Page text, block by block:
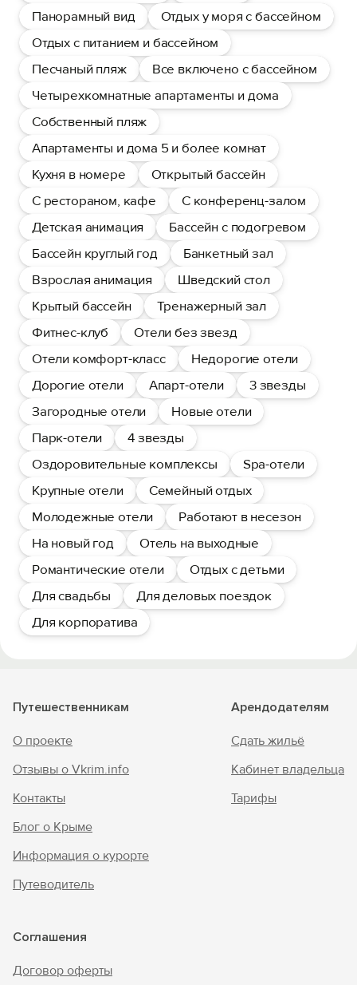
Панорамный вид
Отдых у моря с бассейном
Отдых с питанием и бассейном
Песчаный пляж
Все включено с бассейном
Четырехкомнатные апартаменты и дома
Собственный пляж
Апартаменты и дома 5 и более комнат
Кухня в номере
Открытый бассейн
С рестораном, кафе
С конференц-залом
Детская анимация
Бассейн с подогревом
Бассейн круглый год
Банкетный зал
Взрослая анимация
Шведский стол
Крытый бассейн
Тренажерный зал
Фитнес-клуб
Отели без звезд
Отели комфорт-класс
Недорогие отели
Дорогие отели
Апарт-отели
3 звезды
Загородные отели
Новые отели
Парк-отели
4 звезды
Оздоровительные комплексы
Spa-отели
Крупные отели
Семейный отдых
Молодежные отели
Работают в несезон
На новый год
Отель на выходные
Романтические отели
Отдых с детьми
Для свадьбы
Для деловых поездок
Для корпоратива
Путешественникам
О проекте
Отзывы о Vkrim.info
Контакты
Блог о Крыме
Информация о курорте
Путеводитель
Арендодателям
Сдать жильё
Кабинет владельца
Тарифы
Соглашения
Договор оферты